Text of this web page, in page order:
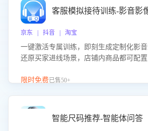
客服模拟接待训练-影音影
京东 | 抖音 | 淘宝
一键激活专属训练，即刻生成定制化影
还原买家进线场景，店铺内商品都可配
击 “立即开通”，快速获取影音影像类目
限时免费已售50+
智能尺码推荐-智能体问答